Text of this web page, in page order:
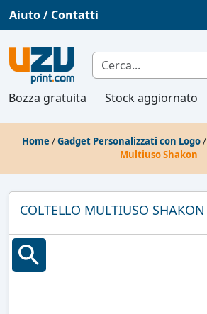
Aiuto / Contatti
Bozza gratuita Stock aggiornato
Home /Gadget Personalizzati con Logo/
Multiuso Shakon
COLTELLO MULTIUSO SHAKON